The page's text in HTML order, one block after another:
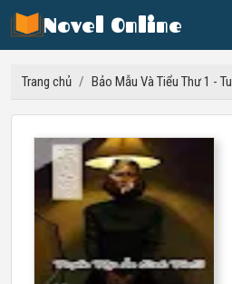
Novel Online
Trang chủ / Bảo Mẫu Và Tiểu Thư 1 -